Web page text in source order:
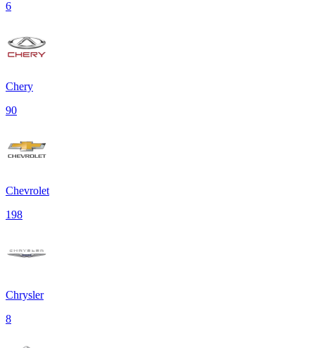
6
Chery
90
Chevrolet
198
Chrysler
8